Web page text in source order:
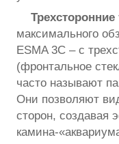
максимального
ESMA 3C – с
(фронтальное
часто называют
Они позволяют
сторон, создавая
камина-